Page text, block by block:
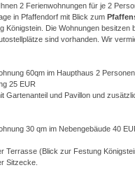
2 Ferienwohnungen für je 2
in Pfaffendorf mit Blick zum
Königstein. Die Wohnungen besitzen
sind vorhanden. Wir
60qm im Haupthaus 2
25 EUR
Gartenanteil und Pavillon und
30 qm im Nebengebäude 40
Terrasse (Blick zur Festung
Sitzecke.